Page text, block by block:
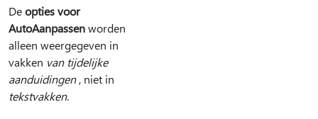
Deopties voor
AutoAanpassenworden
alleen weergegeven in
vakken van tijdelijke
aanduidingen, niet in
tekstvakken.